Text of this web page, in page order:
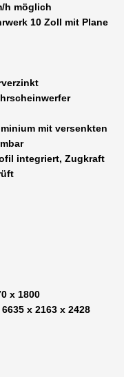
h möglich
10 Zoll mit Plane
mit versenkten
integriert, Zugkraft
x 1800
x 2163 x 2428